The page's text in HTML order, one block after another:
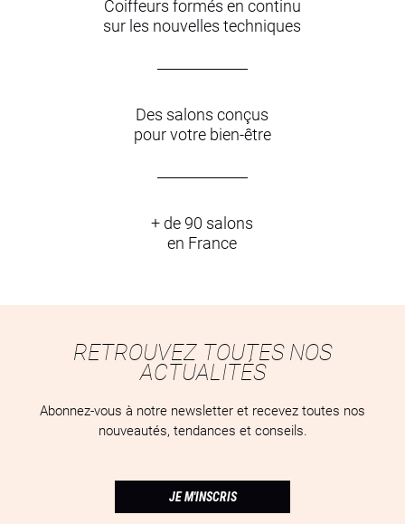
Coiffeurs formés en continu
sur les nouvelles techniques
Des salons conçus
pour votre bien-être
+ de 90 salons
en France
RETROUVEZ TOUTES NOS
ACTUALITÉS
Abonnez-vous à notre newsletter et recevez toutes nos
nouveautés, tendances et conseils.
JE M'INSCRIS